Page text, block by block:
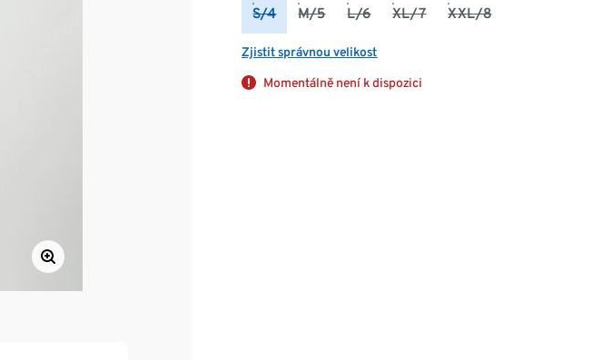
S/4 M/5 L/6 XL/7 XXL/8
Zjistit správnou velikost
Momentálně není k dispozici